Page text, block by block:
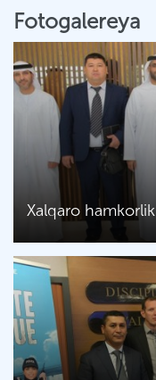
Fotogalereya
Xalqaro hamkorlik